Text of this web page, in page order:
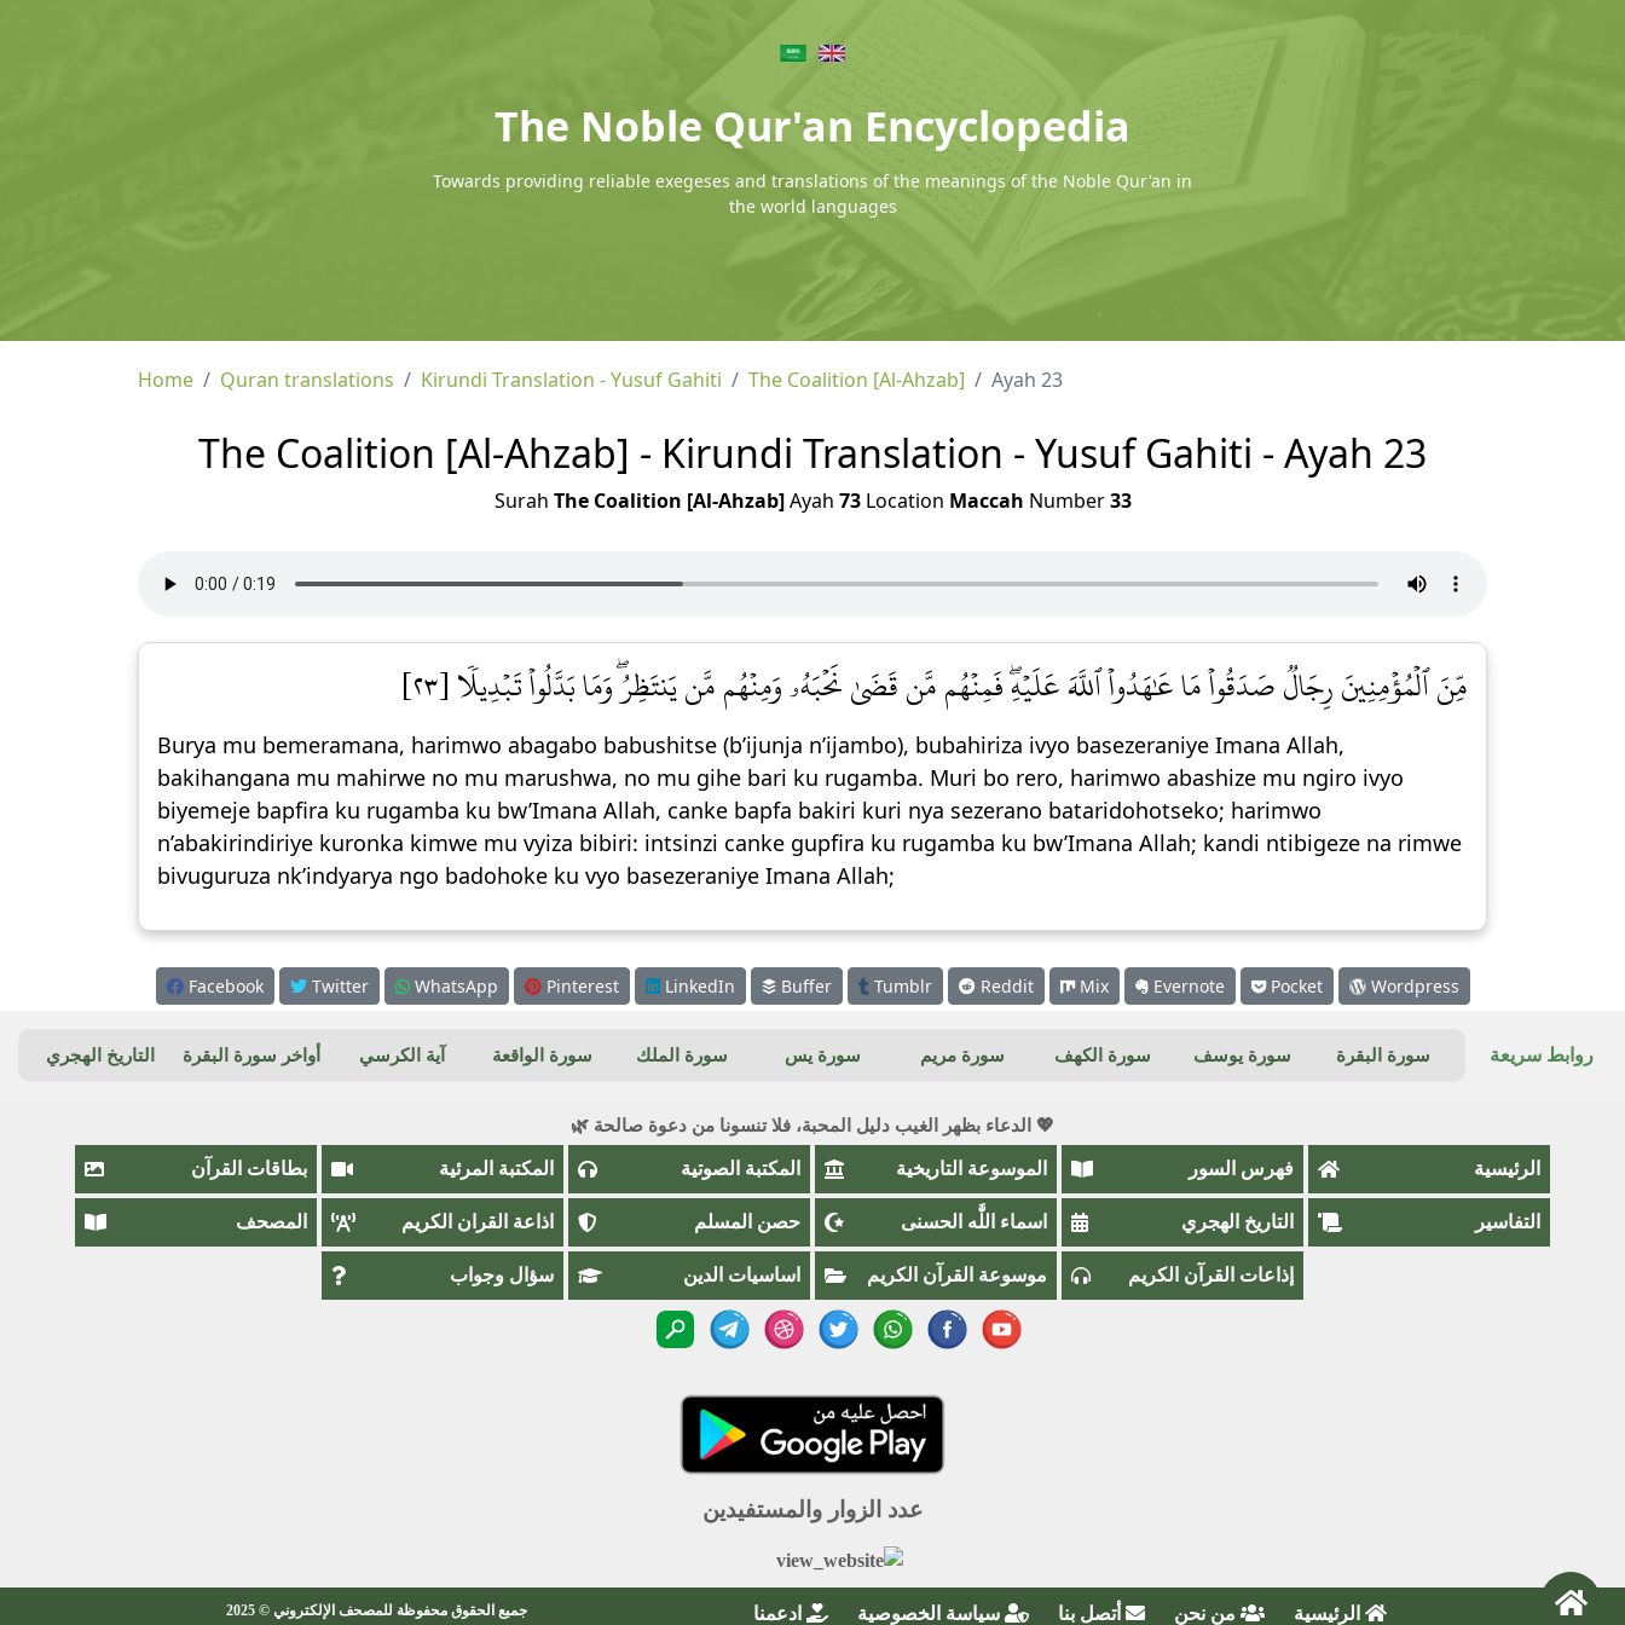
The Noble Qur'an Encyclopedia
Towards providing reliable exegeses and translations of the meanings of the Noble Qur'an in
the world languages
Home Quran translations Kirundi Translation - Yusuf Gahiti The Coalition [Al-Ahzab] Ayah 23
The Coalition [Al-Ahzab] - Kirundi Translation - Yusuf Gahiti - Ayah 23
Surah The Coalition [Al-Ahzab]Ayah 73Location Maccah Number33
مِّنَ ٱلۡمُؤۡمِنِينَ رِجَالٞ صَدَقُواْ مَا عَٰهَدُواْ ٱللَّهَ عَلَيۡهِۖ فَمِنۡهُم مَّن قَضَىٰ نَحۡبَهُۥ وَمِنۡهُم مَّن يَنتَظِرُۖ وَمَا بَدَّلُواْ تَبۡدِيلٗا [٢٣]
Burya mu bemeramana, harimwo abagabo babushitse (b’ijunja n’ijambo), bubahiriza ivyo basezeraniye Imana Allah,
bakihangana mu mahirwe no mu marushwa, no mu gihe bari ku rugamba. Muri bo rero, harimwo abashize mu ngiro ivyo
biyemeje bapfira ku rugamba ku bw’Imana Allah, canke bapfa bakiri kuri nya sezerano bataridohotseko; harimwo
n’abakirindiriye kuronka kimwe mu vyiza bibiri: intsinzi canke gupfira ku rugamba ku bw’Imana Allah; kandi ntibigeze na rimwe
bivuguruza nk’indyarya ngo badohoke ku vyo basezeraniye Imana Allah;
Facebook Twitter WhatsApp Pinterest LinkedIn Buffer Tumblr Reddit Mix Evernote Pocket Wordpress
روابط سريعة سورة البقرة سورة يوسف سورة الكهف سورة مريم سورة يس سورة الملك سورة الواقعة آية الكرسي أواخر سورة البقرة التاريخ الهجري
💖 الدعاء بظهر الغيب دليل المحبة، فلا تنسونا من دعوة صالحة 🌿
الرئيسية فهرس السور الموسوعة التاريخية المكتبة الصوتية المكتبة المرئية بطاقات القرآن
التفاسير التاريخ الهجري اسماء اللَّٰه الحسنى حصن المسلم اذاعة القران الكريم المصحف
إذاعات القرآن الكريم موسوعة القرآن الكريم اساسيات الدين سؤال وجواب
عدد الزوار والمستفيدين
الرئيسية من نحن أتصل بنا سياسة الخصوصية ادعمنا جميع الحقوق محفوظة للمصحف الإلكتروني © 2025